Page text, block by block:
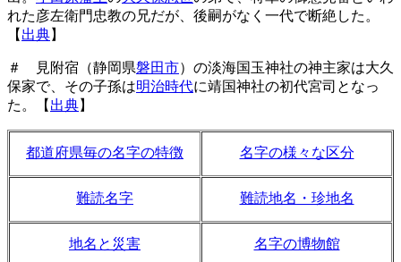
れた彦左衛門忠教の兄だが、後嗣がなく一代で断絶した。
【 出典】
＃ 見附宿（静岡県磐田市）の淡海国玉神社の神主家は大久
保家で、その子孫は明治時代に靖国神社の初代宮司となっ
た。【 出典】
都道府県毎の名字の特徴 名字の様々な区分
難読名字 難読地名・珍地名
地名と災害 名字の博物館